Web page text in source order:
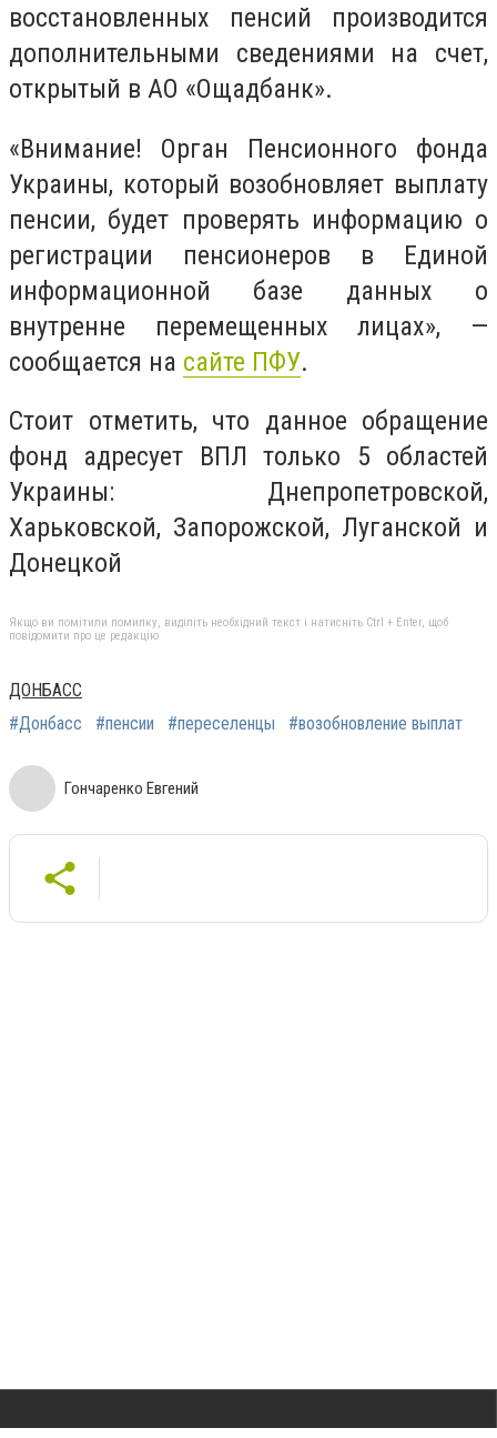
восстановленных пенсий производится
дополнительными сведениями на счет,
открытый в АО «Ощадбанк».
«Внимание! Орган Пенсионного фонда
Украины, который возобновляет выплату
пенсии, будет проверять информацию о
регистрации пенсионеров в Единой
информационной базе данных о
внутренне перемещенных лицах», —
сообщается на сайте ПФУ.
Стоит отметить, что данное обращение
фонд адресует ВПЛ только 5 областей
Украины: Днепропетровской,
Харьковской, Запорожской, Луганской и
Донецкой
Якщо ви помітили помилку, виділіть необхідний текст і натисніть Ctrl + Enter, щоб
повідомити про це редакцію
ДОНБАСС
#Донбасс
#пенсии #переселенцы #возобновление выплат
Гончаренко Евгений